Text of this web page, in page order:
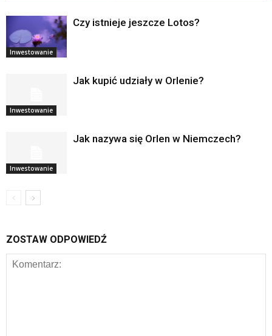
Inwestowanie
Czy istnieje jeszcze Lotos?
Inwestowanie
Jak kupić udziały w Orlenie?
Inwestowanie
Jak nazywa się Orlen w Niemczech?
ZOSTAW ODPOWIEDŹ